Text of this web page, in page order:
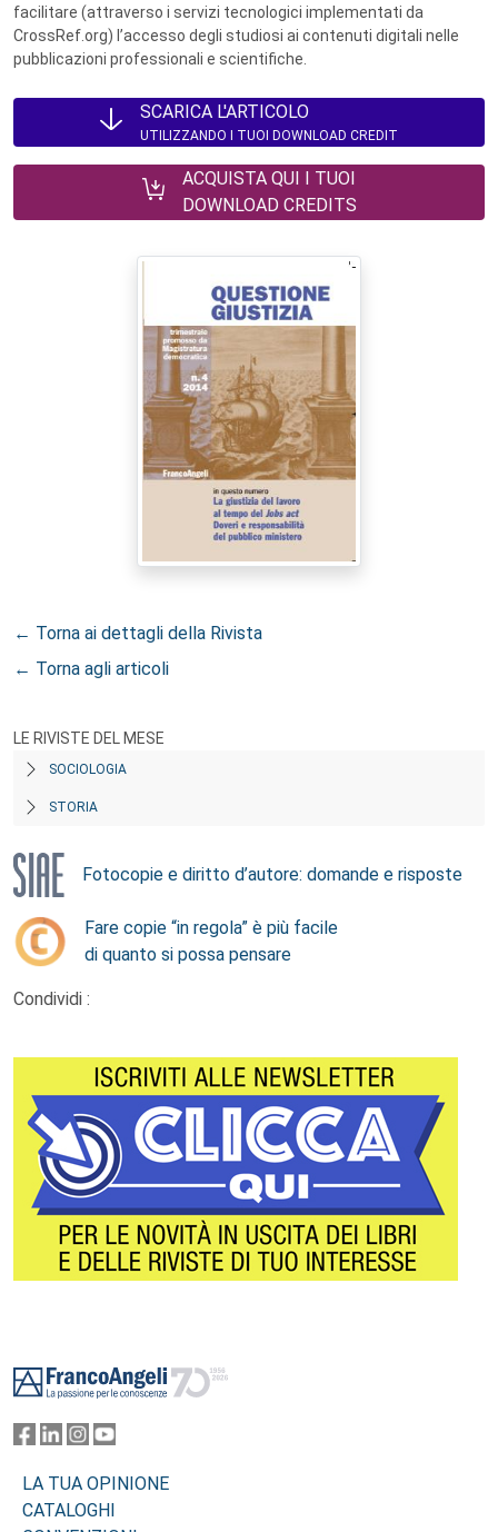
facilitare (attraverso i servizi tecnologici implementati da
CrossRef.org) l’accesso degli studiosi ai contenuti digitali nelle
pubblicazioni professionali e scientifiche.
SCARICA L'ARTICOLO
UTILIZZANDO I TUOI DOWNLOAD CREDIT
ACQUISTA QUI I TUOI
DOWNLOAD CREDITS
← Torna ai dettagli della Rivista
← Torna agli articoli
LE RIVISTE DEL MESE
SOCIOLOGIA
STORIA
Fotocopie e diritto d’autore: domande e risposte
Fare copie “in regola” è più facile
di quanto si possa pensare
Condividi :
LA TUA OPINIONE
CATALOGHI